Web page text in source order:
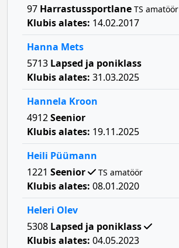
97 Harrastussportlane TS amatöör
Klubis alates: 14.02.2017
Hanna Mets
5713 Lapsed ja poniklass
Klubis alates: 31.03.2025
Hannela Kroon
4912Seenior
Klubis alates: 19.11.2025
Heili Püümann
1221 Seenior TS amatöör
Klubis alates: 08.01.2020
Heleri Olev
5308 Lapsed ja poniklass
Klubis alates: 04.05.2023